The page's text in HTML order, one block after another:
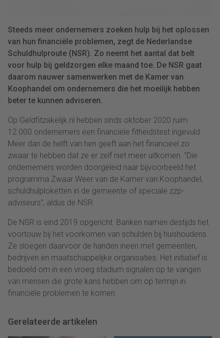
Steeds meer ondernemers zoeken hulp bij het oplossen
van hun financiële problemen, zegt de Nederlandse
Schuldhulproute (NSR). Zo neemt het aantal dat belt
voor hulp bij geldzorgen elke maand toe. De NSR gaat
daarom nauwer samenwerken met de Kamer van
Koophandel om ondernemers die het moeilijk hebben
beter te kunnen adviseren.
Op Geldfitzakelijk.nl hebben sinds oktober 2020 ruim
12.000 ondernemers een financiële fitheidstest ingevuld.
Meer dan de helft van hen geeft aan het financieel zo
zwaar te hebben dat ze er zelf niet meer uitkomen. "Die
ondernemers worden doorgeleid naar bijvoorbeeld het
programma Zwaar Weer van de Kamer van Koophandel,
schuldhulploketten in de gemeente of speciale zzp-
adviseurs", aldus de NSR.
De NSR is eind 2019 opgericht. Banken namen destijds het
voortouw bij het voorkomen van schulden bij huishoudens.
Ze sloegen daarvoor de handen ineen met gemeenten,
bedrijven en maatschappelijke organisaties. Het initiatief is
bedoeld om in een vroeg stadium signalen op te vangen
van mensen die grote kans hebben om op termijn in
financiële problemen te komen.
Gerelateerde artikelen